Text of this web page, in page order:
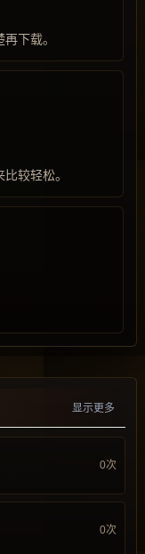
下载。
较轻松。
显示更多
0次
0次